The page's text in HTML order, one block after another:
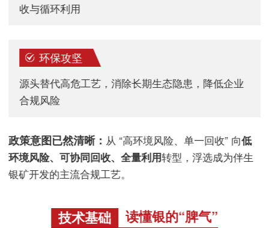
收与循环利用
环保攻坚
源头替代高危工艺，消除长期生态隐患，降低企业
合规风险
政策意图已然清晰： 从 “高环境风险、单一回收” 向低
环境风险、可协同回收、全量利用转型，浮选成为伴生
银矿开发的主流合规工艺。
技术基础 读懂银的“脾气”